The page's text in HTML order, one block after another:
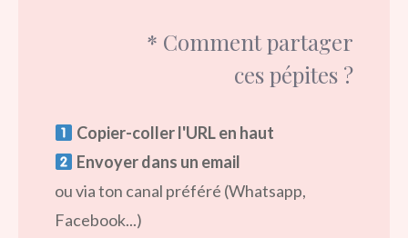
* Comment partager
ces pépites ?
Copier-coller l'URL en haut
Envoyer dans un email
ou via ton canal préféré (Whatsapp,
Facebook...)